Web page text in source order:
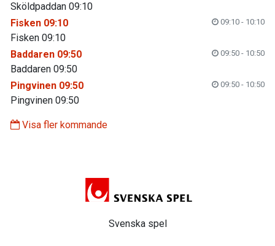
Sköldpaddan 09:10
Fisken 09:10
09:10 - 10:10
Fisken 09:10
Baddaren 09:50
09:50 - 10:50
Baddaren 09:50
Pingvinen 09:50
09:50 - 10:50
Pingvinen 09:50
Visa fler kommande
Svenska spel